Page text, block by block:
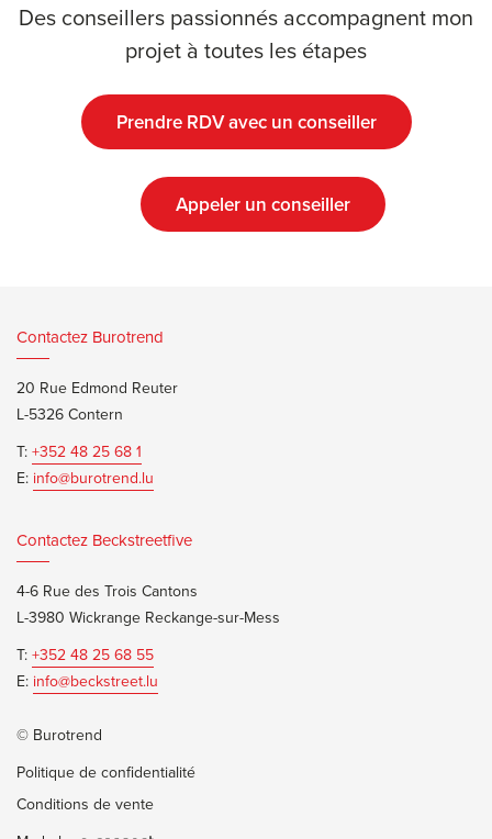
Des conseillers passionnés accompagnent mon
projet à toutes les étapes
Prendre RDV avec un conseiller
Appeler un conseiller
Contactez Burotrend
20 Rue Edmond Reuter
L-5326 Contern
T:+352 48 25 68 1
E: info@burotrend.lu
Contactez Beckstreetfive
4-6 Rue des Trois Cantons
L-3980 Wickrange Reckange-sur-Mess
T:+352 48 25 68 55
E: info@beckstreet.lu
© Burotrend
Politique de confidentialité
Conditions de vente